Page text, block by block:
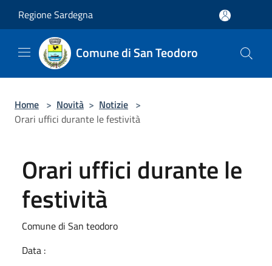
Regione Sardegna
Comune di San Teodoro
Home > Novità > Notizie >
Orari uffici durante le festività
Orari uffici durante le
festività
Comune di San teodoro
Data :